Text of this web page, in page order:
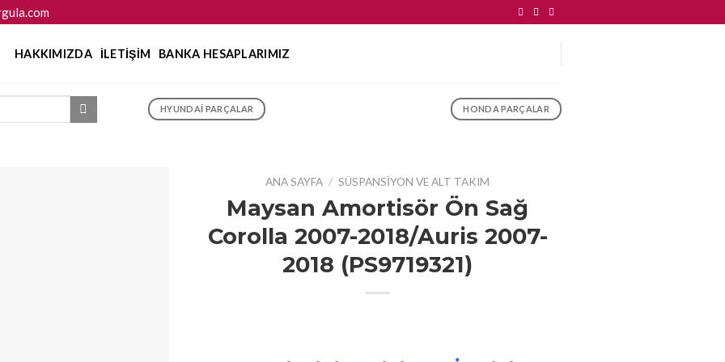
HAKKIMIZDA İLETIŞIM BANKA HESAPLARIMIZ
HYUNDAI PARÇALAR HONDA PARÇALAR
ANA SAYFA / SÜSPANSIYON VE ALT TAKIM
Maysan Amortisör Ön Sağ
Corolla 2007-2018/Auris 2007-
2018 (PS9719321)